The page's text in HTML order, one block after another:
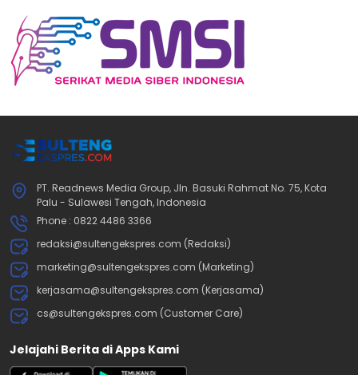
PT. Readnews Media Group, Jln. Basuki Rahmat No. 75, Kota
Palu - Sulawesi Tengah, Indonesia
Phone : 0822 4486 3366
redaksi@sultengekspres.com (Redaksi)
marketing@sultengekspres.com (Marketing)
kerjasama@sultengekspres.com (Kerjasama)
cs@sultengekspres.com (Customer Care)
Jelajahi Berita di Apps Kami